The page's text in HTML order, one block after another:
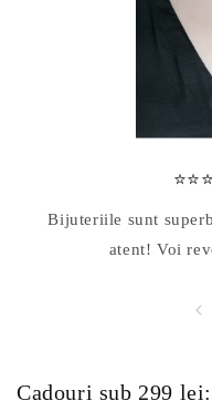
Bijuteriile sunt
atent! Voi
Cadouri sub 299 lei: